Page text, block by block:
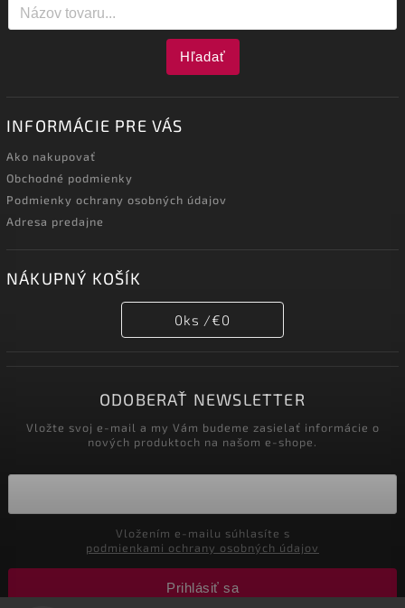
Hľadať
INFORMÁCIE PRE VÁS
Ako nakupovať
Obchodné podmienky
Podmienky ochrany osobných údajov
Adresa predajne
NÁKUPNÝ KOŠÍK
0ks /€0
ODOBERAŤ NEWSLETTER
Vložte svoj e-mail a my Vám budeme zasielať informácie o
nových produktoch na našom e-shope.
podmienkami ochrany osobných údajov
Prihlásiť sa